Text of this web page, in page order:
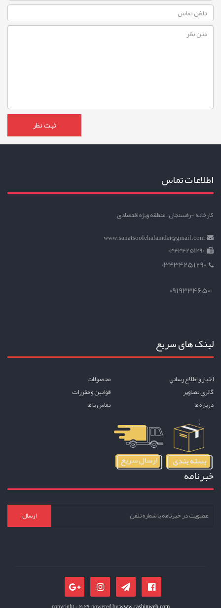
اطلاعات تماس
کارخانه -رفسنجان ، منطقه ویژه اقتصادی
www.sanatsoolehalamdar@gmail.com
03434251290
03434251290
09193346500
لینک های سریع
اخبار و اطلاع رساني
محصولات
گالري تصاوير
قوانين و مقررات
درباره ما
تماس با ما
خبرنامه
ارسال